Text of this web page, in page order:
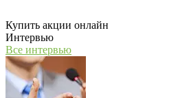
Купить акции онлайн
Интервью
Все интервью